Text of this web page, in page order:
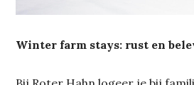
Winter farm stays: rust en